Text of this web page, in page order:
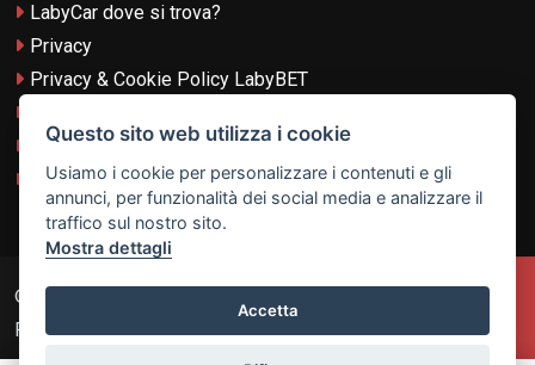
LabyCar dove si trova?
Privacy
Privacy & Cookie Policy LabyBET
Termini e Condizioni LabyBET
Login con TikTok
© 2026
Rights Reserved.
Questo sito web utilizza i cookie
Usiamo i cookie per personalizzare i contenuti e gli
annunci, per funzionalità dei social media e analizzare il
traffico sul nostro sito.
Mostra dettagli
Accetta